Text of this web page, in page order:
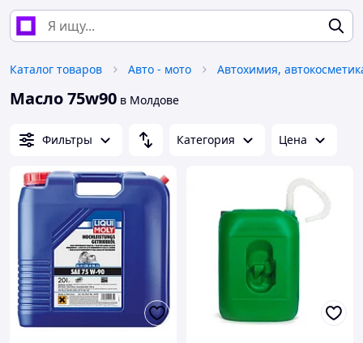
Каталог товаров Авто - мото
Масло 75w90 в Молдове
Фильтры Категория Цена